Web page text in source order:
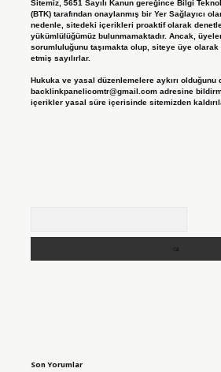
Sitemiz, 5651 Sayılı Kanun gereğince Bilgi
(BTK) tarafından onaylanmış bir Yer Sağlayıcı
nedenle, sitedeki içerikleri proaktif olarak
yükümlülüğümüz bulunmamaktadır. Ancak,
sorumluluğunu taşımakta olup, siteye üye
etmiş sayılırlar.
Hukuka ve yasal düzenlemelere aykırı olduğunu
backlinkpanelicomtr@gmail.comadresine
içerikler yasal süre içerisinde sitemizden
Son Yorumlar